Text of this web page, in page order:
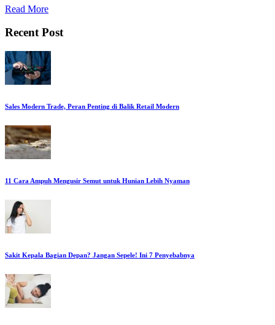
Read More
Recent Post
Sales Modern Trade, Peran Penting di Balik Retail Modern
11 Cara Ampuh Mengusir Semut untuk Hunian Lebih Nyaman
Sakit Kepala Bagian Depan? Jangan Sepele! Ini 7 Penyebabnya